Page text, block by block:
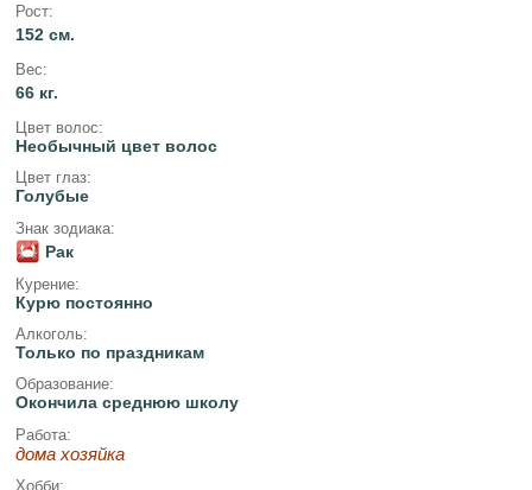
Рост:
152 см.
Вес:
66 кг.
Цвет волос:
Необычный цвет волос
Цвет глаз:
Голубые
Знак зодиака:
Рак
Курение:
Курю постоянно
Алкоголь:
Только по праздникам
Образование:
Окончила среднюю школу
Работа:
дома хозяйка
Хобби: